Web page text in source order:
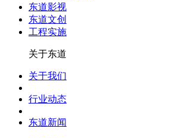
东道影视
东道文创
工程实施
关于东道
关于我们
行业动态
东道新闻